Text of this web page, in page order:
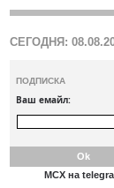
СЕГОДНЯ:
ПОДПИСКА
Ваш емайл:
МСХ на